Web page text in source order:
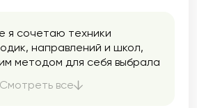
я сочетаю техники
направлений и школ,
методом для себя выбрала
терапия
Смотреть все